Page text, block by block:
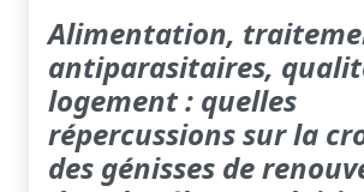
Alimentation,
antiparasitaires,
logement : quelles
répercussions sur la
des génisses de